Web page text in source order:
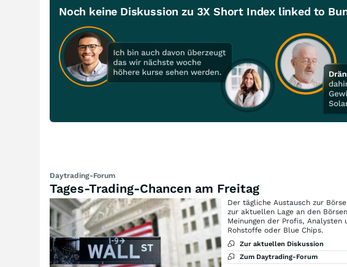
Noch keine Diskussion zu 3X Short Index linked to
Daytrading-Forum
Tages-Trading-Chancen am Freitag
Der tägliche Austausch zur
zur aktuellen Lage an den
Meinungen der Profis,
Rohstoffe oder Blue Chips.
Zur aktuellen Diskussion
Zum Daytrading-Forum